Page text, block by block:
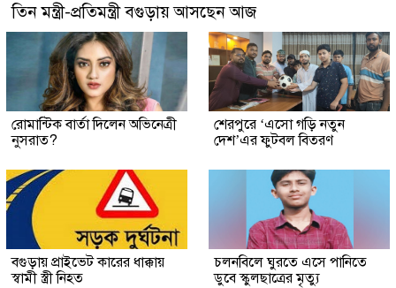
তিন মন্ত্রী-প্রতিমন্ত্রী বগুড়ায় আসছেন আজ
রোমান্টিক বার্তা দিলেন অভিনেত্রী
নুসরাত?
শেরপুরে ‘এসো গড়ি নতুন
দেশ’এর ফুটবল বিতরণ
বগুড়ায় প্রাইভেট কারের ধাক্কায়
স্বামী স্ত্রী নিহত
চলনবিলে ঘুরতে এসে পানিতে
ডুবে স্কুলছাত্রের মৃত্যু